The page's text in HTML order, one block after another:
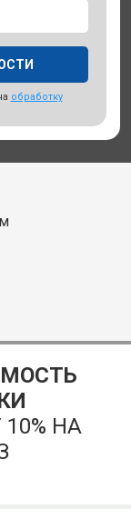
обработку
НА